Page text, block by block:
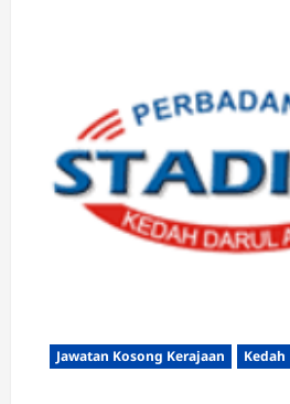
Jawatan Kosong Kerajaan Kedah